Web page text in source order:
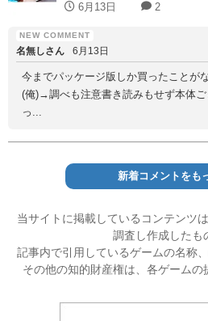
6月13日 2
名無しさん 6月13日
今までパッケージ版しか買ったことが
(俺)→調べも注意書き読みもせず本体
っ...
新着コメントをも
当サイトに掲載しているコンテンツ
調査し作成したも
記事内で引用しているゲームの名称
その他の知的財産権は、各ゲームの